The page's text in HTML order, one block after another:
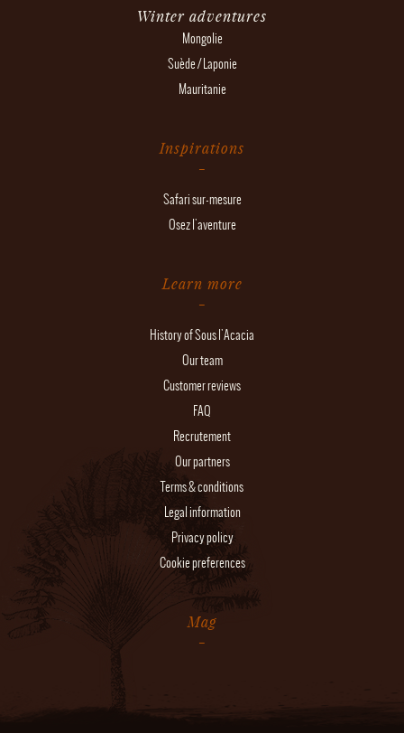
Winter adventures
Mongolie
Suède / Laponie
Mauritanie
Inspirations
Safari sur-mesure
Osez l'aventure
Learn more
History of Sous l'Acacia
Our team
Customer reviews
FAQ
Recrutement
Our partners
Terms & conditions
Legal information
Privacy policy
Cookie preferences
Mag